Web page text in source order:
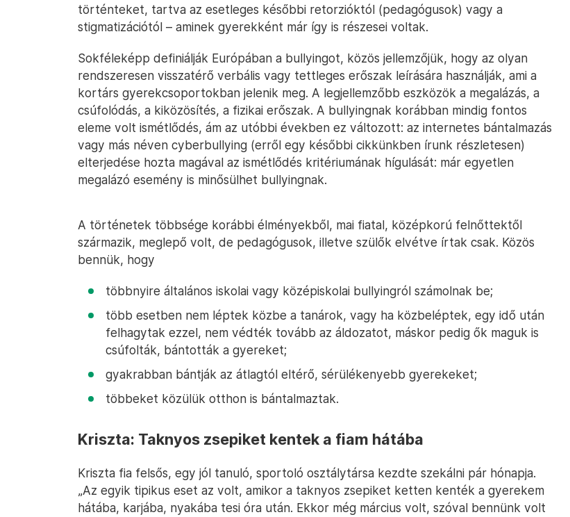
történteket, tartva az esetleges későbbi retorzióktól (pedagógusok) vagy a
stigmatizációtól – aminek gyerekként már így is részesei voltak.
Sokféleképp definiálják Európában a bullyingot, közös jellemzőjük, hogy az olyan
rendszeresen visszatérő verbális vagy tettleges erőszak leírására használják, ami a
kortárs gyerekcsoportokban jelenik meg. A legjellemzőbb eszközök a megalázás, a
csúfolódás, a kiközösítés, a fizikai erőszak. A bullyingnak korábban mindig fontos
eleme volt ismétlődés, ám az utóbbi években ez változott: az internetes bántalmazás
vagy más néven cyberbullying (erről egy későbbi cikkünkben írunk részletesen)
elterjedése hozta magával az ismétlődés kritériumának hígulását: már egyetlen
megalázó esemény is minősülhet bullyingnak.
A történetek többsége korábbi élményekből, mai fiatal, középkorú felnőttektől
származik, meglepő volt, de pedagógusok, illetve szülők elvétve írtak csak. Közös
bennük, hogy
többnyire általános iskolai vagy középiskolai bullyingról számolnak be;
több esetben nem léptek közbe a tanárok, vagy ha közbeléptek, egy idő után
felhagytak ezzel, nem védték tovább az áldozatot, máskor pedig ők maguk is
csúfolták, bántották a gyereket;
gyakrabban bántják az átlagtól eltérő, sérülékenyebb gyerekeket;
többeket közülük otthon is bántalmaztak.
Kriszta: Taknyos zsepiket kentek a fiam hátába
Kriszta fia felsős, egy jól tanuló, sportoló osztálytársa kezdte szekálni pár hónapja.
„Az egyik tipikus eset az volt, amikor a taknyos zsepiket ketten kenték a gyerekem
hátába, karjába, nyakába tesi óra után. Ekkor még március volt, szóval bennünk volt